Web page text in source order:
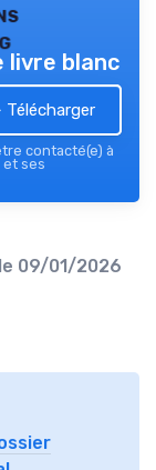
livre blanc
contacté(e) à
et ses
09/01/2026